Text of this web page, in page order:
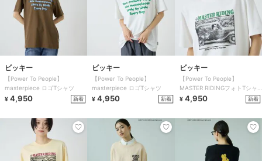
ビッキー
【Power To People】
masterpiece ロゴTシャツ
¥ 4,950 新着
ビッキー
【Power To People】
masterpiece ロゴTシャツ
¥ 4,950 新着
ビッキー
【Power To People】
MASTER RIDINGフォトTシャ
ツ
¥ 4,950 新着